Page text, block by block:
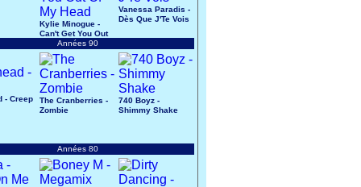
Kylie Minogue -
Can't Get You Out
Of My Head
Vanessa Paradis -
Dès Que J'Te Vois
Années 90
- Creep
The Cranberries -
Zombie
740 Boyz -
Shimmy Shake
Années 80